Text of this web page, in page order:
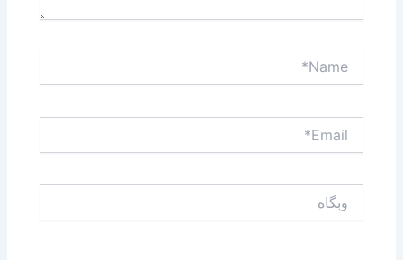
Email*